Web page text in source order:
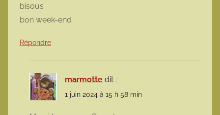
bisous
bon week-end
Répondre
marmotte dit :
1 juin 2024 à 15 h 58 min